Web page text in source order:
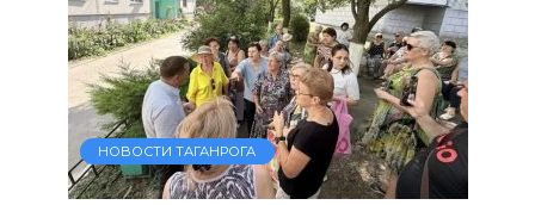
НОВОСТИ ТАГАНРОГА